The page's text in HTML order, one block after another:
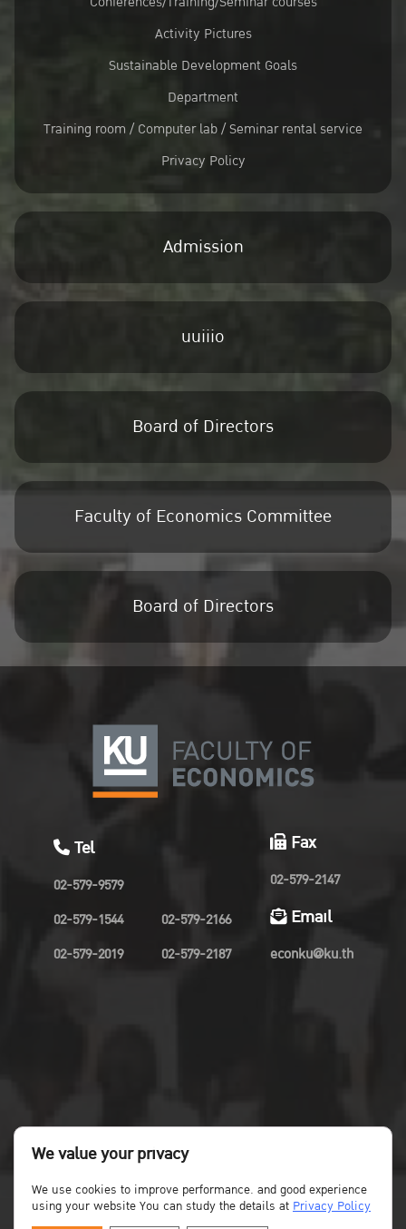
Activity Pictures
Sustainable Development Goals
Department
Training room / Computer lab / Seminar rental service
Privacy Policy
Admission
uuiiio
Board of Directors
Faculty of Economics Committee
Board of Directors
Tel
02-579-9579
02-579-1544
02-579-2019
02-579-2166
02-579-2187
Fax
02-579-2147
Email
econku@ku.th
We value your privacy
We use cookies to improve performance. and good experience
using your website You can study the details atPrivacy Policy